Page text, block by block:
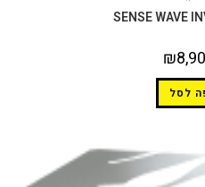
SENSE WAVE
₪
לסל